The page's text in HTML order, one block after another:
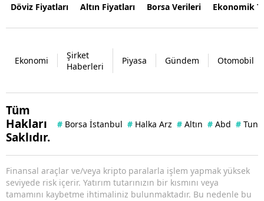
Döviz Fiyatları Altın Fiyatları Borsa Verileri Ekonomik
Ekonomi
Şirket
Haberleri
Piyasa Gündem Otomobil
Tüm
Hakları
Saklıdır.
# Borsa İstanbul # Halka Arz # Altın # Abd #
Finansal araçlar ve/veya kripto paralarla işlem yapmak yüksek
seviyede risk içerir. Yatırım tutarınızın bir kısmını veya
tamamını kaybetme ihtimaliniz bulunmaktadır. Bu nedenle bu